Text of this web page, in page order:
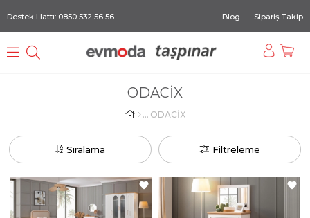
Destek Hattı: 0850 532 56 56 Blog Sipariş Takip
ODACİX
ODACİX
Filtreleme
Sıralama